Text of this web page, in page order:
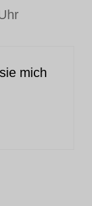
mich